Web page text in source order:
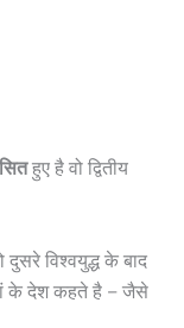
हुए है वो द्वितीय
विश्वयुद्ध के बाद
के देश कहते है – जैसे